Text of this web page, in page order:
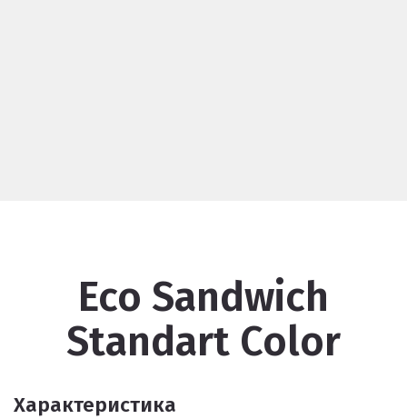
Eco Sandwich
Standart Color
Характеристика